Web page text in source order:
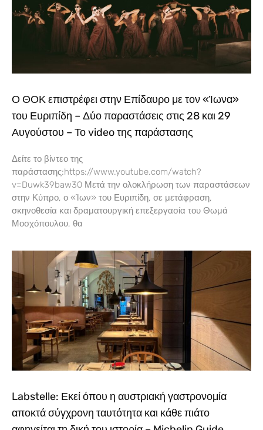
Ο ΘΟΚ επιστρέφει στην Επίδαυρο με τον «Ίωνα»
του Ευριπίδη – Δύο παραστάσεις στις 28 και 29
Αυγούστου – Το video της παράστασης
Δείτε το βίντεο της
παράστασης:https://www.youtube.com/watch?
v=Duwk39baw30 Μετά την ολοκλήρωση των παραστάσεων
στην Κύπρο, ο «Ίων» του Ευριπίδη, σε μετάφραση,
σκηνοθεσία και δραματουργική επεξεργασία του Θωμά
Μοσχόπουλου, θα
Labstelle: Εκεί όπου η αυστριακή γαστρονομία
αποκτά σύγχρονη ταυτότητα και κάθε πιάτο